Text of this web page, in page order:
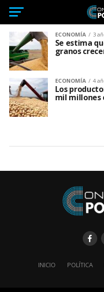
ECONOMÍA 3
Se estima
granos
ECONOMÍA 4
Los
mil millones
INICIO POLÍTICA